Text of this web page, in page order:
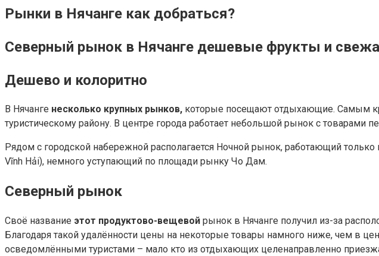
Рынки в Нячанге как добраться?
Северный рынок в Нячанге дешевые фрукты и
Дешево и колоритно
В Нячанге несколько крупных рынков, которые посещают отдыхающие. Самым
туристическому району. В центре города работает небольшой рынок с товарами
Рядом с городской набережной располагается Ночной рынок, работающий
Vĩnh Hải), немного уступающий по площади рынку Чо Дам.
Северный рынок
Своё название этот продуктово-вещевой рынок в Нячанге получил из-за
Благодаря такой удалённости цены на некоторые товары намного ниже, чем в
осведомлёнными туристами – мало кто из отдыхающих целенаправленно